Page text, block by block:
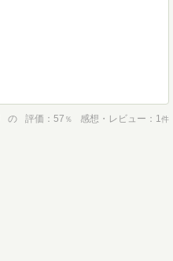
の 評価 57 ％ 感想・レビュー 1件